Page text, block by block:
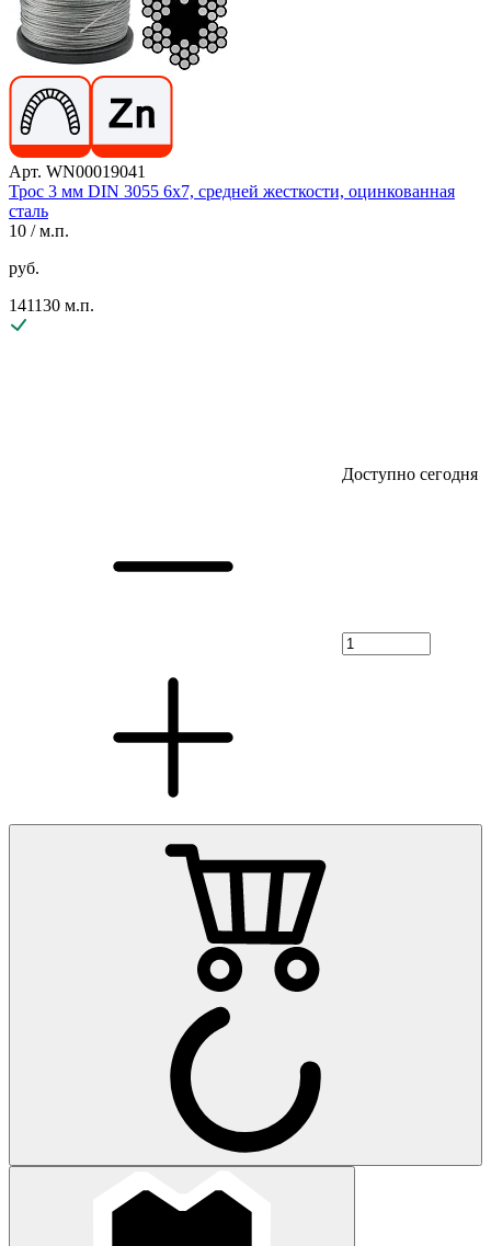
Арт. WN00019041
Трос 3 мм DIN 3055 6х7, средней жесткости, оцинкованная
сталь
10 / м.п.
руб.
141130 м.п.
Доступно сегодня